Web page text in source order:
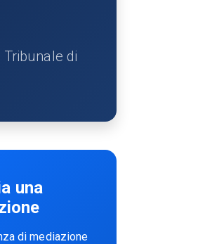
Tribunale di
una
di mediazione